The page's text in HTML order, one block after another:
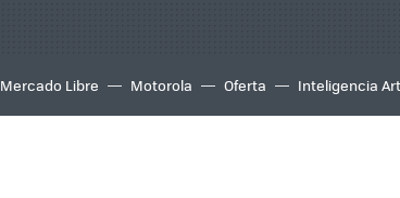
Mercado Libre Motorola Oferta Inteligencia